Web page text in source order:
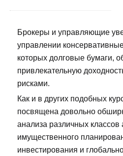
Брокеры и управляющие
управлении
которых долговые бумаги,
привлекательную
рисками.
Как и в других подобных
посвящена довольно
анализа различных классов
имущественного
инвестирования и